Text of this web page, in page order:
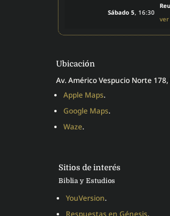
Sábado 5 , 16:30
Ubicación
Av. Américo Vespucio Norte
Apple Maps.
Google Maps.
Waze.
Sitios de interés
Biblia y Estudios
YouVersion.
Respuestas en Génesis.